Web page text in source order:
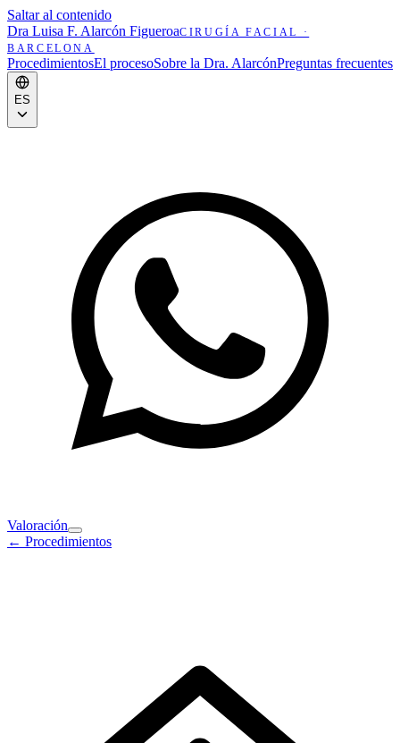
Saltar al contenido
Dra Luisa F. Alarcón FigueroaCIRUGÍA FACIAL
·
BARCELONA
ProcedimientosEl procesoSobre la Dra. AlarcónPreguntas frecuentes
ES
Valoración
← Procedimientos